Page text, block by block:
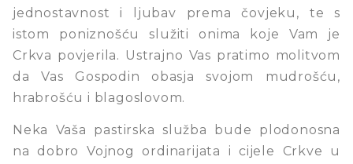
jednostavnost i ljubav prema čovjeku, te s
istom poniznošću služiti onima koje Vam je
Crkva povjerila. Ustrajno Vas pratimo molitvom
da Vas Gospodin obasja svojom mudrošću,
hrabrošću i blagoslovom.
Neka Vaša pastirska služba bude plodonosna
na dobro Vojnog ordinarijata i cijele Crkve u